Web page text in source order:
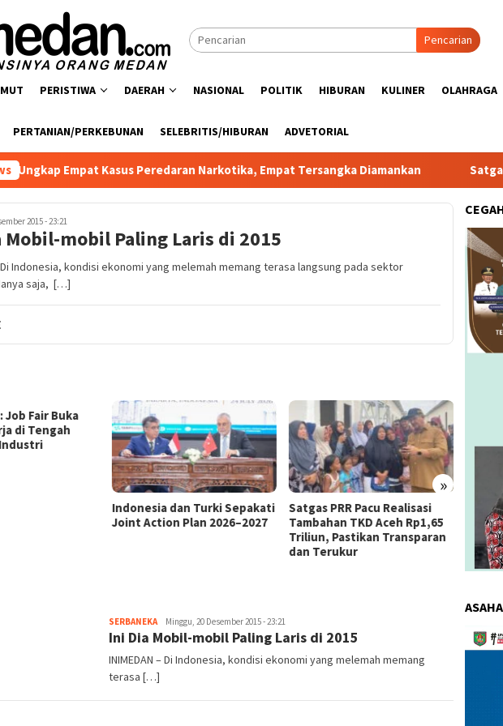
Pencarian
PERISTIWA DAERAH NASIONAL POLITIK HIBURAN KULINER OLAHRAGA
PERTANIAN/PERKEBUNAN SELEBRITIS/HIBURAN ADVETORIAL
Kasus Peredaran Narkotika, Empat Tersangka Diamankan Satgas PRR Pacu
2015 - 23:21
Mobil-mobil Paling Laris di 2015
Di Indonesia, kondisi ekonomi yang melemah memang terasa langsung pada sektor
saja, […]
»
Satgas PRR Pacu Realisasi
Tambahan TKD Aceh Rp1,65
Kemnaker Berhasil Mediasi
Perselisihan PHK PT Amos
Indah Indonesia Perselisihan
PHK PT Amos Indah Indonesia
The
SERBANEKAredaksi
Minggu, 20 Desember 2015 - 23:21
Ini Dia Mobil-mobil Paling Laris di 2015
INIMEDAN – Di Indonesia, kondisi ekonomi yang melemah memang
terasa […]
Video